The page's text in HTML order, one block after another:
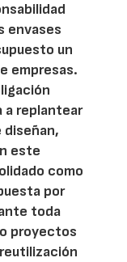
envases
un
empresas.
a replantear
diseñan,
este
como
por
toda
proyectos